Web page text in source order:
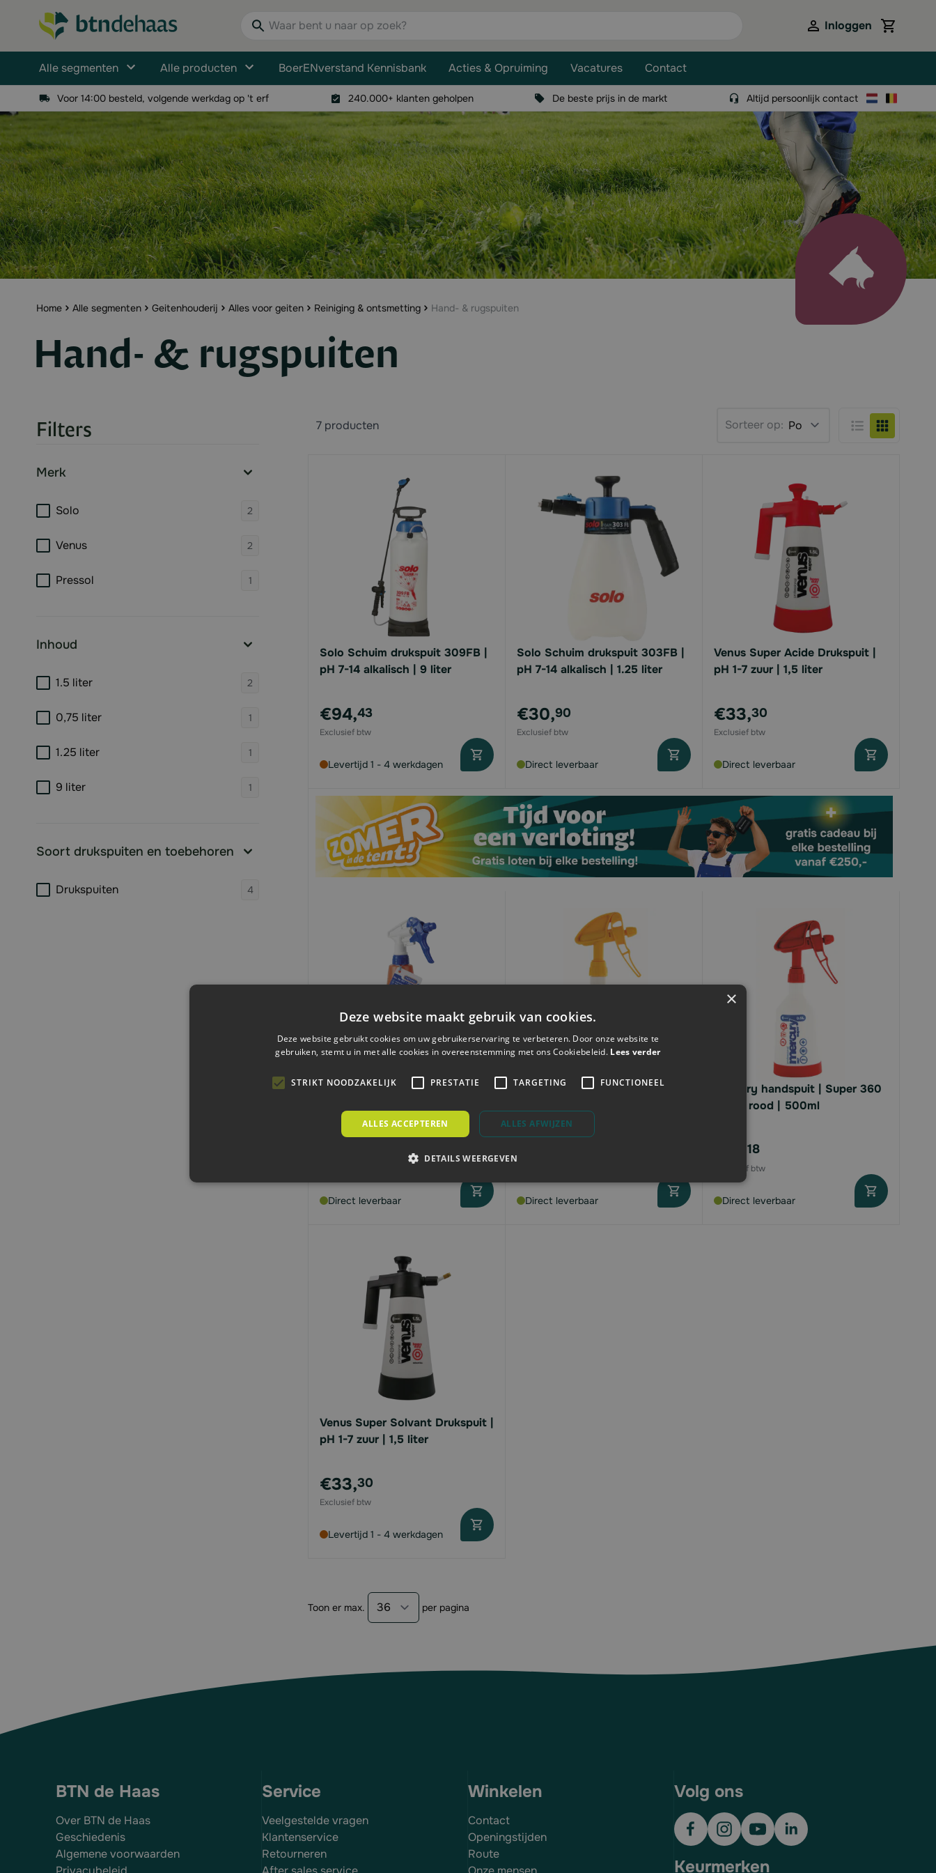
Waar bent u naar op zoek? Inloggen View
Alle segmenten Alle producten BoerENverstand Kennisbank Acties & Opruiming Vacatures Contact
Voor 14:00 besteld, volgende werkdag op 't erf 240.000+ klanten geholpen De beste prijs in de markt Altijd persoonlijk contact
Home Alle segmenten Geitenhouderij Alles voor geiten Reiniging & ontsmetting Hand- & rugspuiten
Hand- & rugspuiten
Filters
Merk
Solo 2
Venus 2
Pressol 1
Inhoud
1.5 liter 2 products available
0,75 liter 1 products available
1.25 liter 1
9 liter 1
Soort drukspuiten en toebehoren
Drukspuiten 4
7 producten Sorteer op: Foto-tabel
Lijst
Solo Schuim drukspuit 309FB |
pH 7-14 alkalisch | 9 liter
€94,43
Levertijd 1 - 4 werkdagen
Solo Schuim drukspuit 303FB |
pH 7-14 alkalisch | 1.25 liter
€30,90
Direct leverbaar
Venus Super Acide Drukspuit |
pH 1-7 zuur | 1,5 liter
€33,30
Direct leverbaar
Pressol Sproeier industrieel |
Direct leverbaar
Mercury handspuit | Super 360
Direct leverbaar
Mercury handspuit | Super 360
Pro+ | rood | 500ml
18
Direct leverbaar
Venus Super Solvant Drukspuit |
pH 1-7 zuur | 1,5 liter
€33,30
Levertijd 1 - 4 werkdagen
Toon er max. per pagina
BTN de Haas
Over BTN de Haas
Geschiedenis
Algemene voorwaarden
Service
Veelgestelde vragen
Klantenservice
Retourneren
Winkelen
Contact
Openingstijden
Route
Volg ons
Keurmerken
×
Deze website maakt gebruik van cookies.
Deze website gebruikt cookies om uw gebruikerservaring te verbeteren. Door onze website te
gebruiken, stemt u in met alle cookies in overeenstemming met ons Cookiebeleid. Lees verder
STRIKT NOODZAKELIJK PRESTATIE TARGETING FUNCTIONEEL
ALLES ACCEPTEREN ALLES AFWIJZEN
DETAILS WEERGEVEN